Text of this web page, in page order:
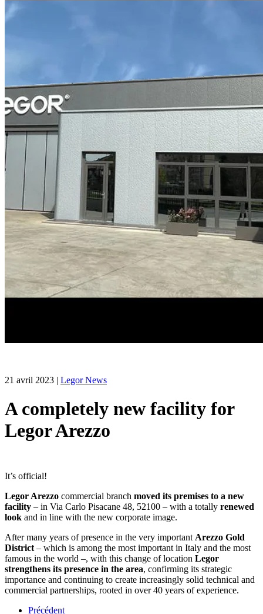
21 avril 2023 | Legor News
A completely new facility for
Legor Arezzo
It’s official!
Legor Arezzo commercial branch moved its premises to a new
facility – in Via Carlo Pisacane 48, 52100 – with a totally renewed
look and in line with the new corporate image.
After many years of presence in ​​the very important Arezzo Gold
District – which is among the most important in Italy and the most
famous in the world –, with this change of location Legor
strengthens its presence in the area, confirming its strategic
importance and continuing to create increasingly solid technical and
commercial partnerships, rooted in over 40 years of experience.
Précédent